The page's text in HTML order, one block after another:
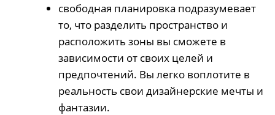
свободная планировка подразумевает
то, что разделить пространство и
расположить зоны вы сможете в
зависимости от своих целей и
предпочтений. Вы легко воплотите в
реальность свои дизайнерские мечты и
фантазии.